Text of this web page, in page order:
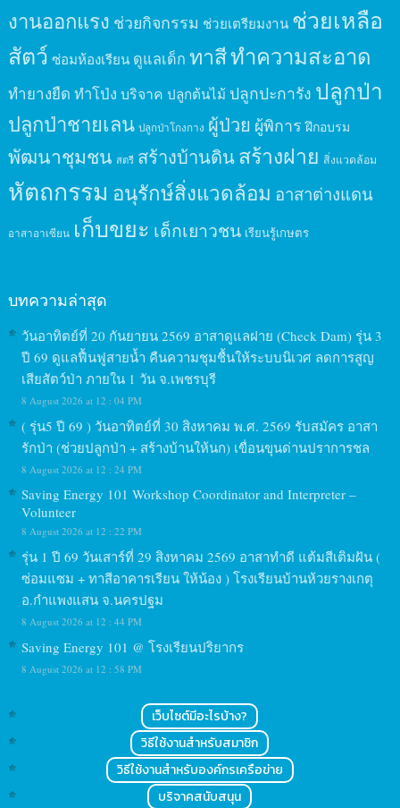
งานออกแรง ช่วยกิจกรรม ช่วยเตรียมงาน ช่วยเหลือ
สัตว์ ซ่อมห้องเรียน ดูแลเด็ก ทาสีทำความสะอาด
ทำยางยืด ทำโป่ง บริจาค ปลูกต้นไม้ ปลูกปะการัง ปลูกป่า
ปลูกป่าชายเลน ปลูกป่าโกงกาง ผู้ป่วย ผู้พิการ ฝึกอบรม
พัฒนาชุมชน สตรี สร้างบ้านดินสร้างฝาย สิ่งแวดล้อม
หัตถกรรม อนุรักษ์สิ่งแวดล้อม อาสาต่างแดน
อาสาอาเซียน เก็บขยะ เด็กเยาวชน เรียนรู้เกษตร
บทความล่าสุด
วันอาทิตย์ที่ 20 กันยายน 2569 อาสาดูแลฝาย (Check Dam) รุ่น 3
ปี 69 ดูแลฟื้นฟูสายน้ำ คืนความชุมชื้นให้ระบบนิเวศ ลดการสูญ
เสียสัตว์ป่า ภายใน 1 วัน จ.เพชรบุรี
8 August 2026 at 12 : 04 PM
( รุ่น5 ปี 69 ) วันอาทิตย์ที่ 30 สิงหาคม พ.ศ. 2569 รับสมัคร อาสา
รักป่า (ช่วยปลูกป่า + สร้างบ้านให้นก) เขื่อนขุนด่านปราการชล
8 August 2026 at 12 : 24 PM
Saving Energy 101 Workshop Coordinator and Interpreter –
Volunteer
8 August 2026 at 12 : 22 PM
รุ่น 1 ปี 69 วันเสาร์ที่ 29 สิงหาคม 2569 อาสาทำดี แต้มสีเติมฝัน (
ซ่อมแซม + ทาสีอาคารเรียน ให้น้อง ) โรงเรียนบ้านห้วยรางเกตุ
อ.กำแพงแสน จ.นครปฐม
8 August 2026 at 12 : 44 PM
Saving Energy 101 @ โรงเรียนปริยากร
8 August 2026 at 12 : 58 PM
เว็บไซต์มีอะไรบ้าง?
วิธีใช้งานสำหรับสมาชิก
วิธีใช้งานสำหรับองค์กรเครือข่าย
บริจาคสนับสนุน